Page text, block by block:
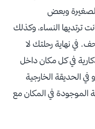
الصغيرة وبعض
ترتديها النساء، وكذلك
في نهاية رحلتك لا
في كل مكان داخل
الحديقة الخارجية
الموجودة في المكان مع